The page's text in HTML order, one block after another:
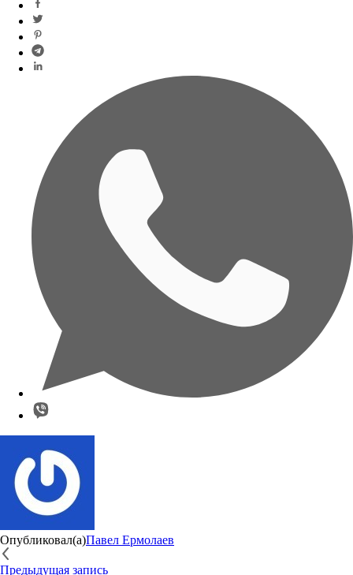
Опубликовал(а)Павел Ермолаев
Предыдущая запись